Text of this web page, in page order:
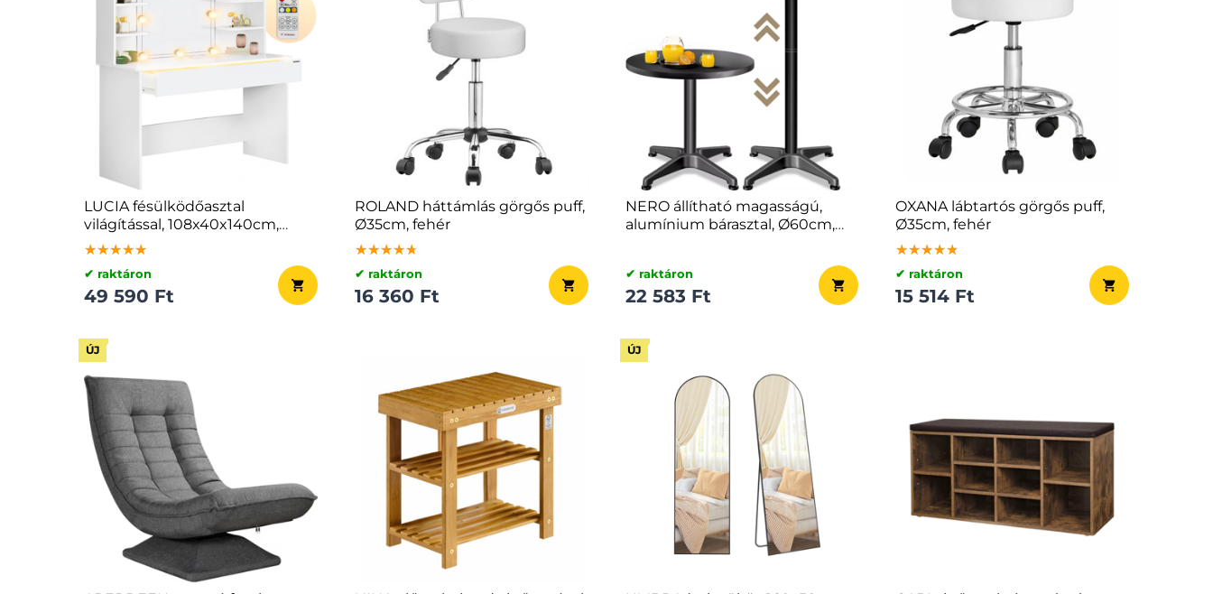
LUCIA fésülködőasztal
világítással, 108x40x140cm,
fehér
★★★★★
★★★★★
★★★★★
✔ raktáron
49 590 Ft
ROLAND háttámlás görgős puff,
Ø35cm, fehér
★★★★★
★★★★★
★★★★★
✔ raktáron
16 360 Ft
NERO állítható magasságú,
alumínium bárasztal, Ø60cm,
✔ raktáron
22 583 Ft
OXANA lábtartós görgős puff,
Ø35cm, fehér
★★★★★
★★★★★
★★★★★
✔ raktáron
15 514 Ft
ÚJ ÚJ